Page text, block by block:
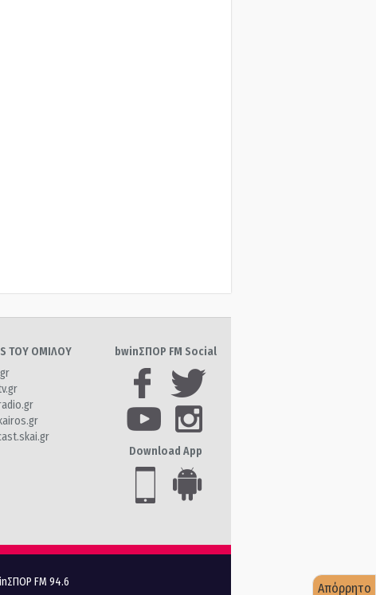
ΤΟΥ ΟΜΙΛΟΥ
bwinΣΠΟΡ FM Social
Download App
FM 94.6 Απόρρητο